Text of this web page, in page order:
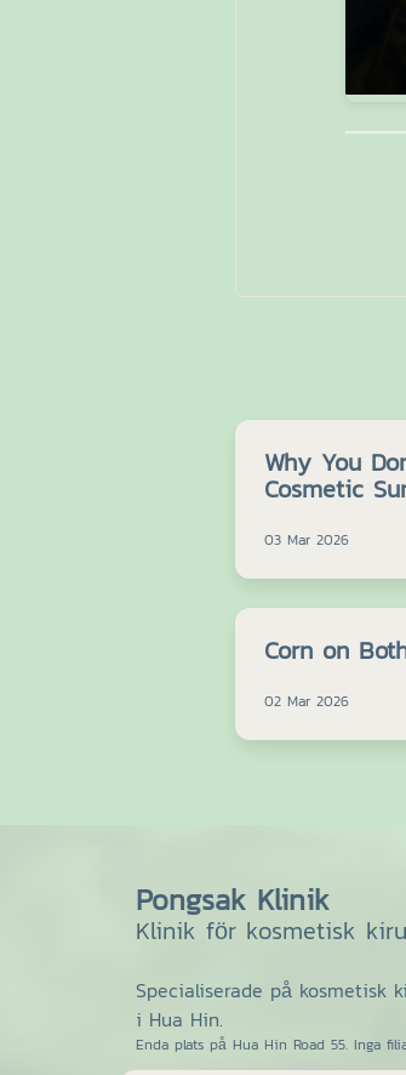
Why You
Cosmetic
03 Mar 2026
Corn on
02 Mar 2026
Pongsak Klinik
Klinik för kosmetisk
Specialiserade på kosmetisk
i Hua Hin.
Enda plats på Hua Hin Road 55. Inga